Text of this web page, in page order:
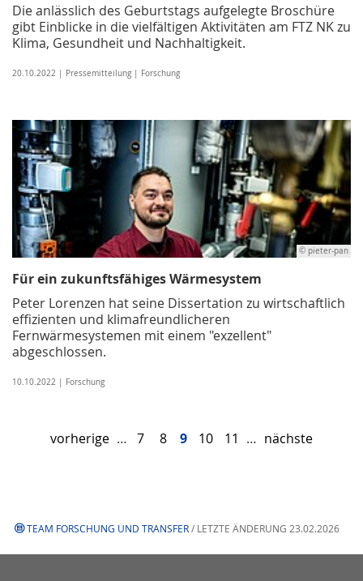
Die anlässlich des Geburtstags aufgelegte Broschüre
gibt Einblicke in die vielfältigen Aktivitäten am FTZ NK zu
Klima, Gesundheit und Nachhaltigkeit.
20.10.2022 | Pressemitteilung | Forschung
© pieter-pan
Für ein zukunftsfähiges Wärmesystem
Peter Lorenzen hat seine Dissertation zu wirtschaftlich
effizienten und klimafreundlicheren
Fernwärmesystemen mit einem "exzellent"
abgeschlossen.
10.10.2022 | Forschung
vorherige … 7 8 9 10 11 … nächste
TEAM FORSCHUNG UND TRANSFER/ LETZTE ÄNDERUNG 23.02.2026